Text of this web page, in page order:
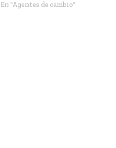
En "Agentes de cambio"